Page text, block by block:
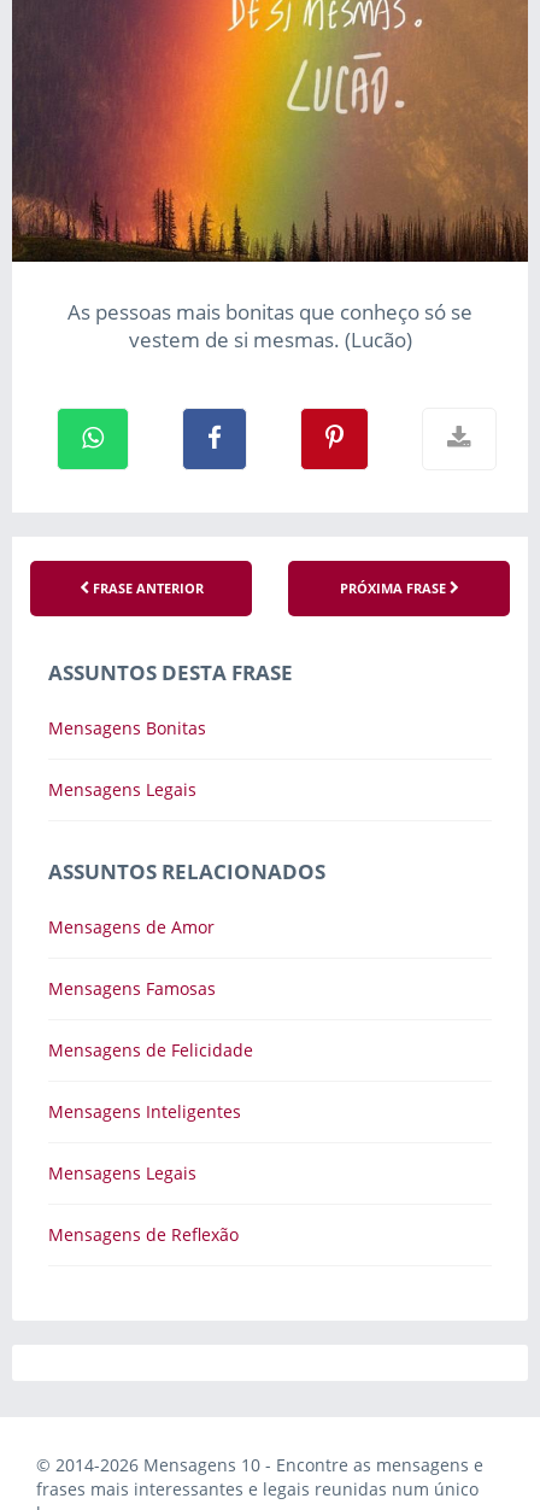
As pessoas mais bonitas que conheço só se
vestem de si mesmas. (Lucão)
FRASE ANTERIOR PRÓXIMA FRASE
ASSUNTOS DESTA FRASE
Mensagens Bonitas
Mensagens Legais
ASSUNTOS RELACIONADOS
Mensagens de Amor
Mensagens Famosas
Mensagens de Felicidade
Mensagens Inteligentes
Mensagens Legais
Mensagens de Reflexão
© 2014-2026 Mensagens 10 - Encontre as mensagens e
frases mais interessantes e legais reunidas num único